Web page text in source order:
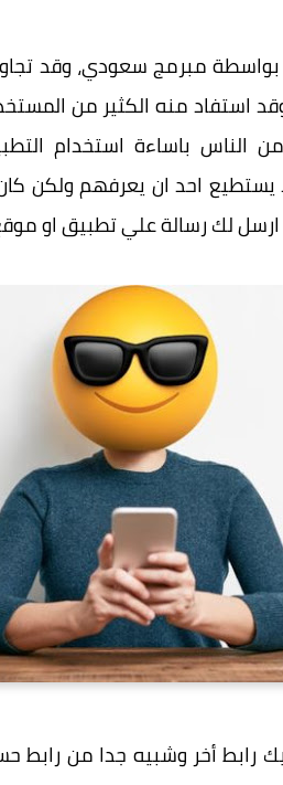
استفاد منه الكثير من
من الناس باساءة استخدام
احد ان يعرفهم ولكن
لك رسالة علي تطبيق او
رابط أخر وشبيه جدا من